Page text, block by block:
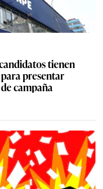
tienen
presentar
campaña